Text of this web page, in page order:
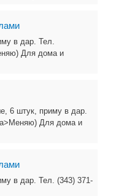
в дар. Тел.
Для дома и
6 штук, приму в дар.
Для дома и
в дар. Тел. (343) 371-